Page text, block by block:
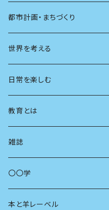
都市計画・まちづくり
都市
地方
まちづくり
コミュニティ
商いとは
世界を考える
思想
日常を楽しむ
教育とは
雑誌
母の友
ユリイカ
〇〇学
動物
本と羊レーベル